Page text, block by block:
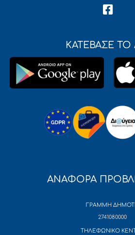
ΚΑΤΕΒΑΣΕ ΤΟ
ΑΝΑΦΟΡΑ
ΓΡΑΜΜΗ
2741080000
ΤΗΛΕΦΩΝΙΚΟ